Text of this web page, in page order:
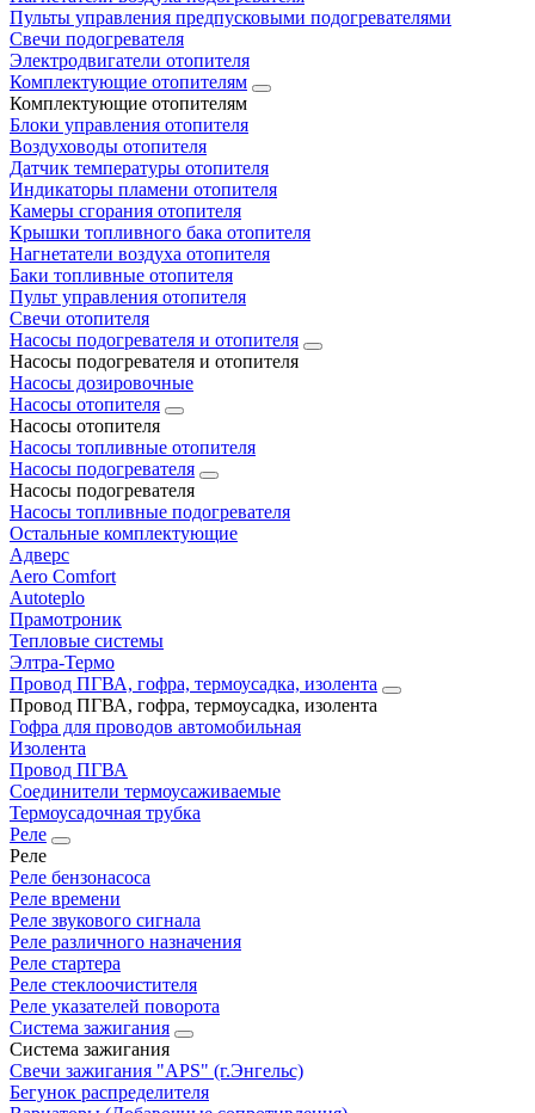
Пульты управления предпусковыми подогревателями
Свечи подогревателя
Электродвигатели отопителя
Комплектующие отопителям
Комплектующие отопителям
Блоки управления отопителя
Воздуховоды отопителя
Датчик температуры отопителя
Индикаторы пламени отопителя
Камеры сгорания отопителя
Крышки топливного бака отопителя
Нагнетатели воздуха отопителя
Баки топливные отопителя
Пульт управления отопителя
Свечи отопителя
Насосы подогревателя и отопителя
Насосы подогревателя и отопителя
Насосы дозировочные
Насосы отопителя
Насосы отопителя
Насосы топливные отопителя
Насосы подогревателя
Насосы подогревателя
Насосы топливные подогревателя
Остальные комплектующие
Адверс
Aero Comfort
Autoteplo
Прамотроник
Тепловые системы
Элтра-Термо
Провод ПГВА, гофра, термоусадка, изолента
Провод ПГВА, гофра, термоусадка, изолента
Гофра для проводов автомобильная
Изолента
Провод ПГВА
Соединители термоусаживаемые
Термоусадочная трубка
Реле
Реле
Реле бензонасоса
Реле времени
Реле звукового сигнала
Реле различного назначения
Реле стартера
Реле стеклоочистителя
Реле указателей поворота
Система зажигания
Система зажигания
Свечи зажигания "APS" (г.Энгельс)
Бегунок распределителя